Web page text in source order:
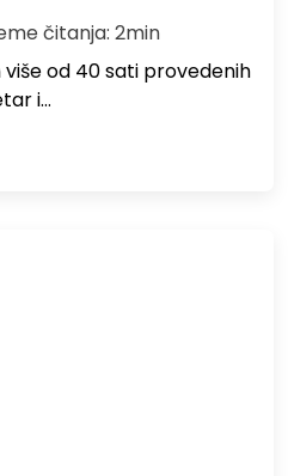
čitanja: 2min
više od 40 sati provedenih
i…